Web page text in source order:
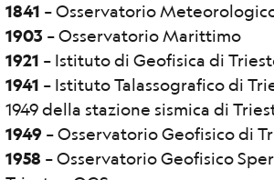
1841 – Osservatorio
1903 – Osservatorio Marittimo
1921 – Istituto di Geofisica di
1941 – Istituto Talassografico di
1949 della stazione sismica di
1949 – Osservatorio Geofisico di
1958 – Osservatorio Geofisico